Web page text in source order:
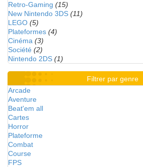
Retro-Gaming (15)
New Nintendo 3DS (11)
LEGO (5)
Plateformes (4)
Cinéma (3)
Société (2)
Nintendo 2DS (1)
Filtrer par genre
Arcade
Aventure
Beat'em all
Cartes
Horror
Plateforme
Combat
Course
FPS